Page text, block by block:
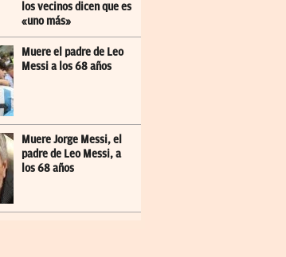
los vecinos dicen que es
«uno más»
Muere el padre de Leo
Messi a los 68 años
Muere Jorge Messi, el
padre de Leo Messi, a
los 68 años